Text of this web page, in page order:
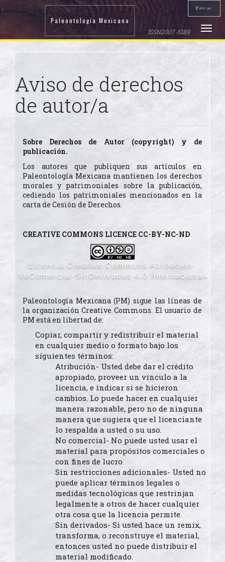
Navegación
principal
Contenido
principal
Entrar
Toggle
Paleontología Mexicana
ISSN2007-5189
Aviso de derechos
de autor/a
Sobre Derechos de Autor (copyright) y de
publicación.
Los autores que publiquen sus artículos en
Paleontología Mexicana mantienen los derechos
morales y patrimoniales sobre la publicación,
cediendo los patrimoniales mencionados en la
carta de Cesión de Derechos.
CREATIVE COMMONS LICENCE CC-BY-NC-ND
Licencia Creative Commons Atribución-
NoComercial-SinDerivadas 4.0 Internacional.
Paleontología Mexicana (PM) sigue las líneas de
la organización Creative Commons. El usuario de
PM está en libertad de:
Copiar, compartir y redistribuir el material
en cualquier medio o formato bajo los
siguientes términos:
Atribución- Usted debe dar el crédito
apropiado, proveer un vínculo a la
licencia, e indicar si se hicieron
cambios. Lo puede hacer en cualquier
manera razonable, pero no de ninguna
manera que sugiera que el licenciante
lo respalda a usted o su uso.
No comercial- No puede usted usar el
material para propósitos comerciales o
con fines de lucro.
Sin restricciones adicionales- Usted no
puede aplicar términos legales o
medidas tecnológicas que restrinjan
legalmente a otros de hacer cualquier
otra cosa que la licencia permite.
Sin derivados- Si usted hace un remix,
transforma, o reconstruye el material,
entonces usted no puede distribuir el
material modificado.